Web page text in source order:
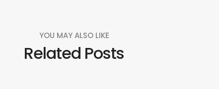
YOU MAY ALSO LIKE
Related Posts